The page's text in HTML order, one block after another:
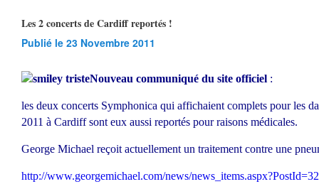
Les 2 concerts de Cardiff reportés !
Publié le 23 Novembre 2011
Nouveau communiqué du site officiel :
les deux concerts Symphonica qui affichaient complets pour les
2011 à Cardiff sont eux aussi reportés pour raisons médicales.
George Michael reçoit actuellement un traitement contre une
http://www.georgemichael.com/news/